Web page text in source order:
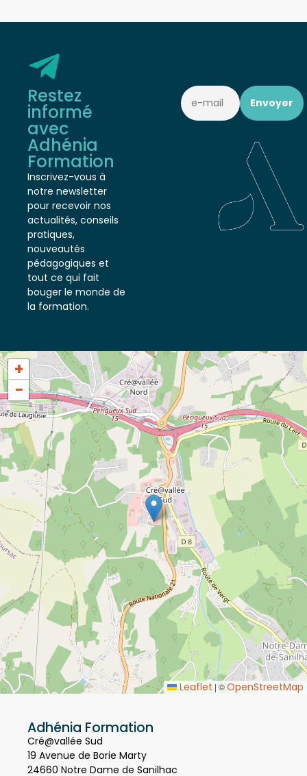
Restez
informé
avec
Adhénia
Formation
Inscrivez-vous à
notre newsletter
pour recevoir nos
actualités, conseils
pratiques,
nouveautés
pédagogiques et
tout ce qui fait
bouger le monde de
+
−
Adhénia Formation
Cré@vallée Sud
19 Avenue de Borie Marty